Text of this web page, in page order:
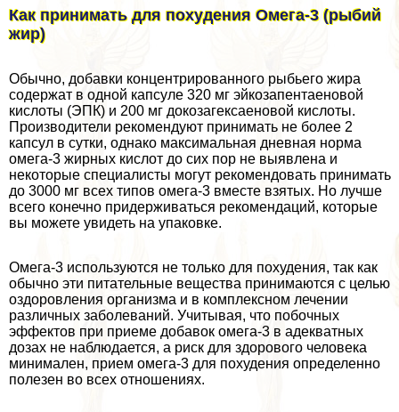
Как принимать для похудения Омега-3 (рыбий
жир)
Обычно, добавки концентрированного рыбьего жира
содержат в одной капсуле 320 мг эйкозапентаеновой
кислоты (ЭПК) и 200 мг докозагексаеновой кислоты.
Производители рекомендуют принимать не более 2
капсул в сутки, однако максимальная дневная норма
омега-3 жирных кислот до сих пор не выявлена и
некоторые специалисты могут рекомендовать принимать
до 3000 мг всех типов омега-3 вместе взятых. Но лучше
всего конечно придерживаться рекомендаций, которые
вы можете увидеть на упаковке.
Омега-3 используются не только для похудения, так как
обычно эти питательные вещества принимаются с целью
оздоровления организма и в комплексном лечении
различных заболеваний. Учитывая, что побочных
эффектов при приеме добавок омега-3 в адекватных
дозах не наблюдается, а риск для здорового человека
минимален, прием омега-3 для похудения определенно
полезен во всех отношениях.